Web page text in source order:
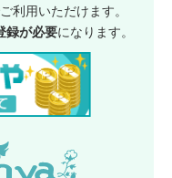
利用いただけます。
録が必要になります。